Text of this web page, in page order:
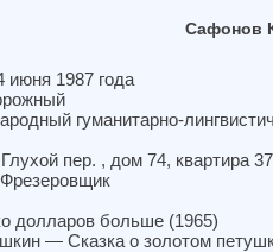
Сафонов
июня 1987 года
гуманитарно-
пер. , дом 74, квартира 37
долларов больше (1965)
— Сказка о золотом